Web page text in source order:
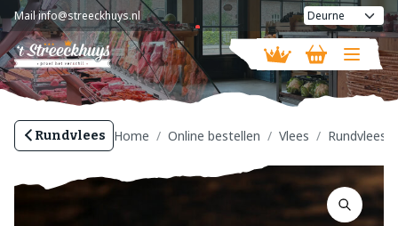
Mailinfo@streeckhuys.nl
Vandaag geopend van08:30 - 16:00
Rundvlees Home Online bestellen Vlees Rundvlees